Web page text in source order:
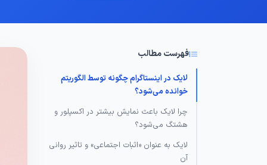
فهرست مطالب
لایک در اینستاگرام چگونه توسط الگوریتم
خوانده می‌شود؟
چرا لایک باعث نمایش بیشتر در اکسپلور و
هشتگ می‌شود؟
لایک به عنوان «اثبات اجتماعی» و تاثیر روانی
آن